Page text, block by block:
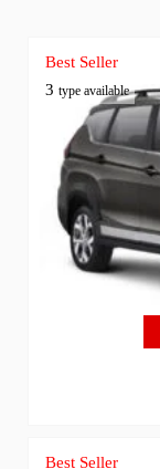
Best Seller
3 type available
Best Seller